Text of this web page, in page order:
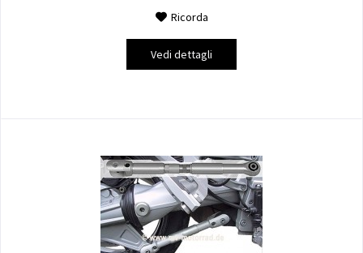
Ricorda
Vedi dettagli